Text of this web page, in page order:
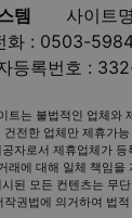
템
사이트
화 : 0503-
등록번호 :
트는 불법적인 업체와
건전한 업체만 제휴가
자로서 제휴업체가
래에 대해 일체 책임을
된 모든 컨텐츠는 무
작권법에 의거하여 법